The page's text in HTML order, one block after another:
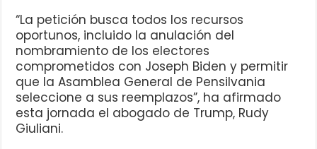
“La petición busca todos los recursos
oportunos, incluido la anulación del
nombramiento de los electores
comprometidos con Joseph Biden y permitir
que la Asamblea General de Pensilvania
seleccione a sus reemplazos”, ha afirmado
esta jornada el abogado de Trump, Rudy
Giuliani.